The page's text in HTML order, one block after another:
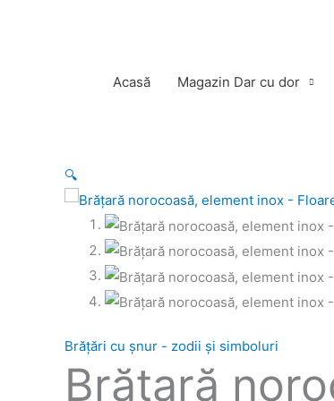
Acasă
Magazin Dar cu dor
🔍
Brățări cu șnur - zodii și simboluri
Brăţară
Cantitate
Brăţară
norocoasă,
element
inox
de
prețuri:
7,00lei
până
la